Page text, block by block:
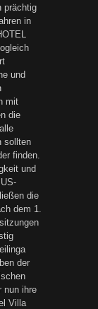
prächtig
in
und
mit
die
sollten
finden.
und
die
dem 1.
der
nun ihre
Villa